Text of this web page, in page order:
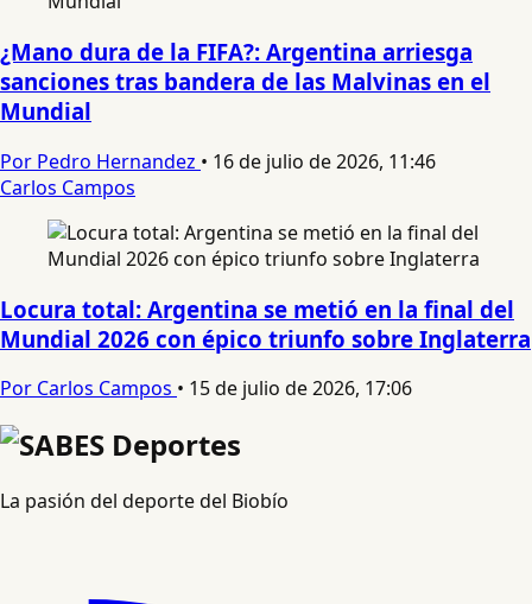
¿Mano dura de la FIFA?: Argentina arriesga
sanciones tras bandera de las Malvinas en el
Mundial
Por Pedro Hernandez • 16 de julio de 2026, 11:46
Carlos Campos
Locura total: Argentina se metió en la final del
Mundial 2026 con épico triunfo sobre Inglaterra
Por Carlos Campos • 15 de julio de 2026, 17:06
La pasión del deporte del Biobío